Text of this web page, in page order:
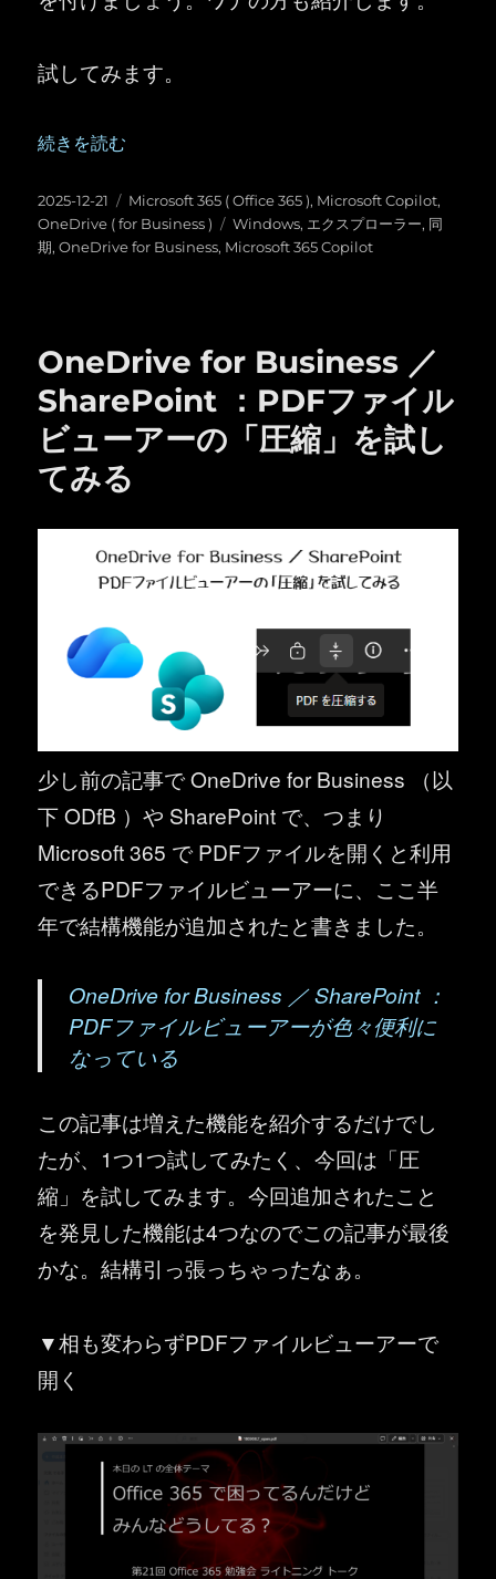
試してみます。
“Microsoft 365 Copilot ：Windows のエクスプローラーか
続きを読む
投
稿
日:
2025-12-21
カ
テ
ゴ
Microsoft 365 ( Office 365 ), Microsoft Copilot,
OneDrive ( for Business )
タ
グ
Windows, エクスプローラー, 同
期,OneDrive for Business, Microsoft 365 Copilot
OneDrive for Business ／
SharePoint ：PDFファイル
ビューアーの「圧縮」を試し
てみる
少し前の記事で OneDrive for Business （以
下 ODfB ）や SharePoint で、つまり
Microsoft 365 で PDFファイルを開くと利用
できるPDFファイルビューアーに、ここ半
年で結構機能が追加されたと書きました。
OneDrive for Business ／ SharePoint ：
PDFファイルビューアーが色々便利に
なっている
この記事は増えた機能を紹介するだけでし
たが、1つ1つ試してみたく、今回は「圧
縮」を試してみます。今回追加されたこと
を発見した機能は4つなのでこの記事が最後
かな。結構引っ張っちゃったなぁ。
▼相も変わらずPDFファイルビューアーで
開く